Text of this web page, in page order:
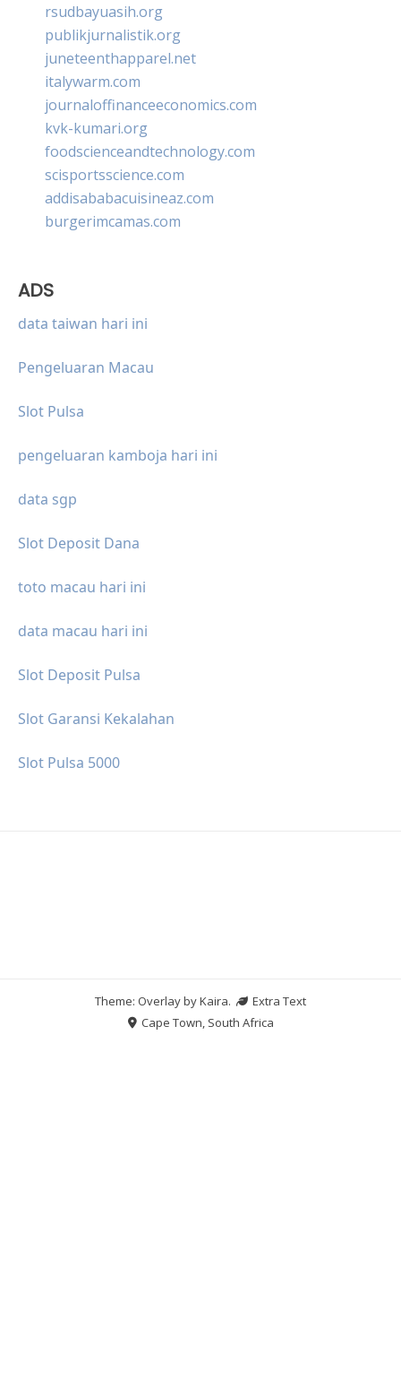
rsudbayuasih.org
publikjurnalistik.org
juneteenthapparel.net
italywarm.com
journaloffinanceeconomics.com
kvk-kumari.org
foodscienceandtechnology.com
scisportsscience.com
addisababacuisineaz.com
burgerimcamas.com
ADS
data taiwan hari ini
Pengeluaran Macau
Slot Pulsa
pengeluaran kamboja hari ini
data sgp
Slot Deposit Dana
toto macau hari ini
data macau hari ini
Slot Deposit Pulsa
Slot Garansi Kekalahan
Slot Pulsa 5000
Theme: Overlay byKaira.
Extra Text
Cape Town, South Africa